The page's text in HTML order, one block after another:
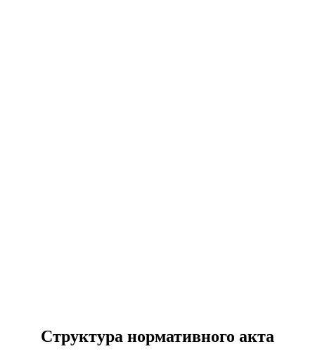
Структура нормативного акта